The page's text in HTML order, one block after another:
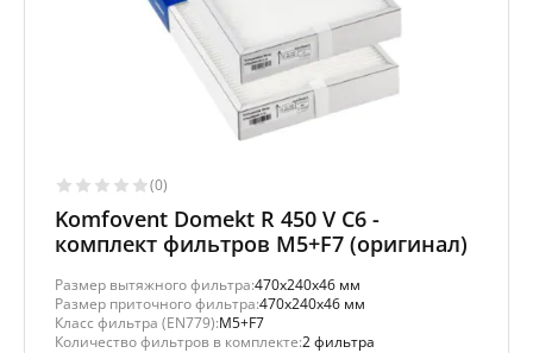
(0)
Komfovent Domekt R 450 V C6 -
комплект фильтров M5+F7 (оригинал)
Размер вытяжного фильтра:470x240x46 мм
Размер приточного фильтра:470x240x46 мм
Класс фильтра (EN779):M5+F7
Количество фильтров в комплекте:2 фильтра